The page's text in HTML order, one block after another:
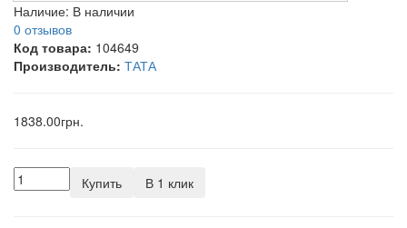
Наличие: В наличии
0 отзывов
Код товара: 104649
Производитель: ТАТА
1838.00грн.
Купить В 1 клик